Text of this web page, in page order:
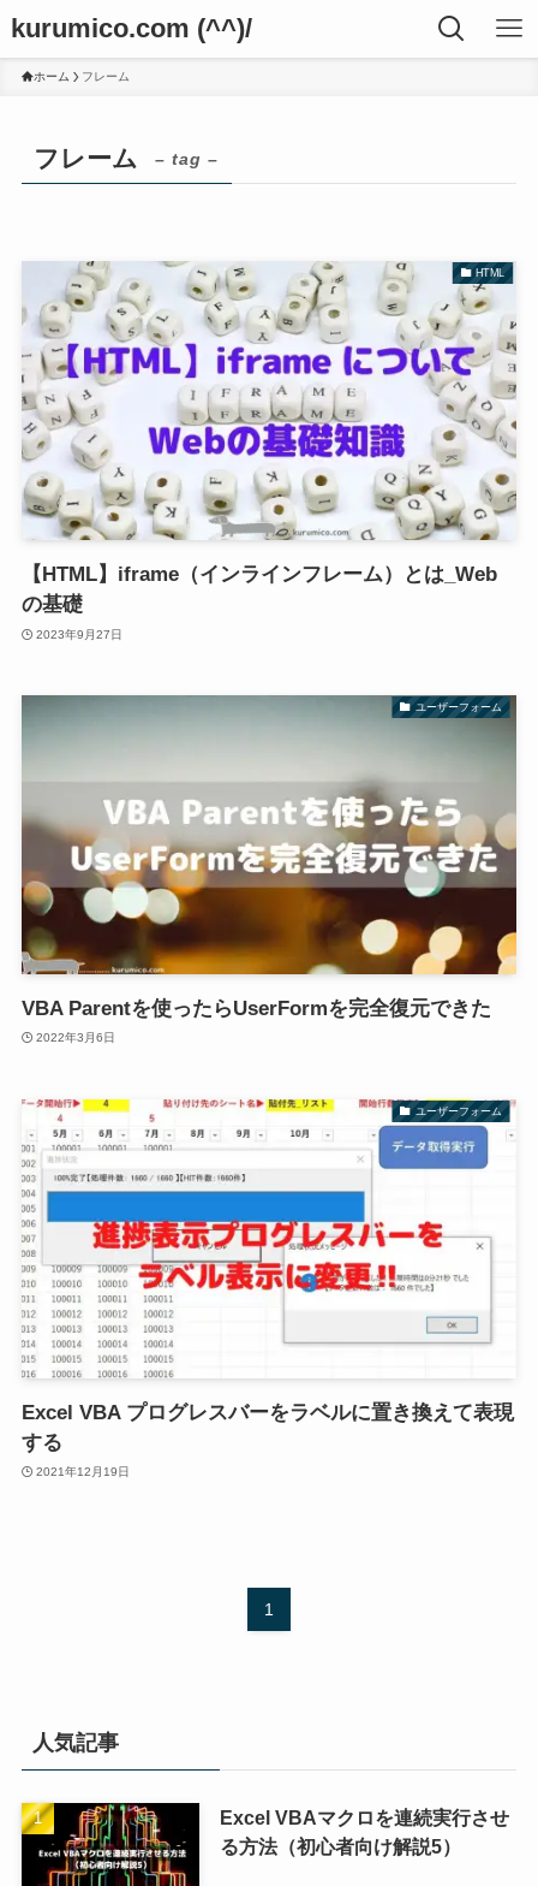
kurumico.com (^^)/
ホーム フレーム
フレーム – tag –
HTML
【HTML】iframe（インラインフレーム）とは_Web
の基礎
2023年9月27日
ユーザーフォーム
VBA Parentを使ったらUserFormを完全復元できた
2022年3月6日
ユーザーフォーム
Excel VBA プログレスバーをラベルに置き換えて表現
する
2021年12月19日
1
人気記事
Excel VBAマクロを連続実行させ
る方法（初心者向け解説5）